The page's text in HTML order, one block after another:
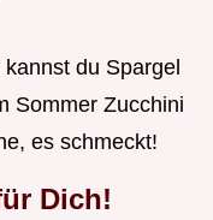
du Spargel
Sommer Zucchini
es schmeckt!
Dich!